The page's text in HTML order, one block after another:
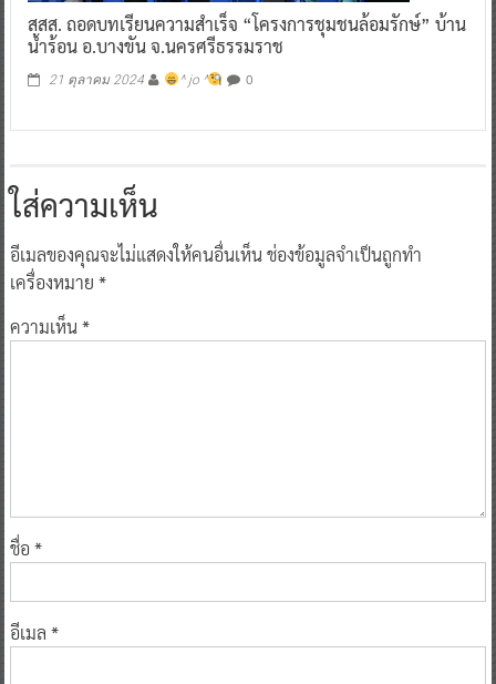
สสส. ถอดบทเรียนความสำเร็จ “โครงการชุมชนล้อมรักษ์” บ้าน
น้ำร้อน อ.บางขัน จ.นครศรีธรรมราช
21 ตุลาคม 2024 ^ jo ^ 0
ใส่ความเห็น
อีเมลของคุณจะไม่แสดงให้คนอื่นเห็นช่องข้อมูลจำเป็นถูกทำ
เครื่องหมาย *
ความเห็น*
ชื่อ *
อีเมล *